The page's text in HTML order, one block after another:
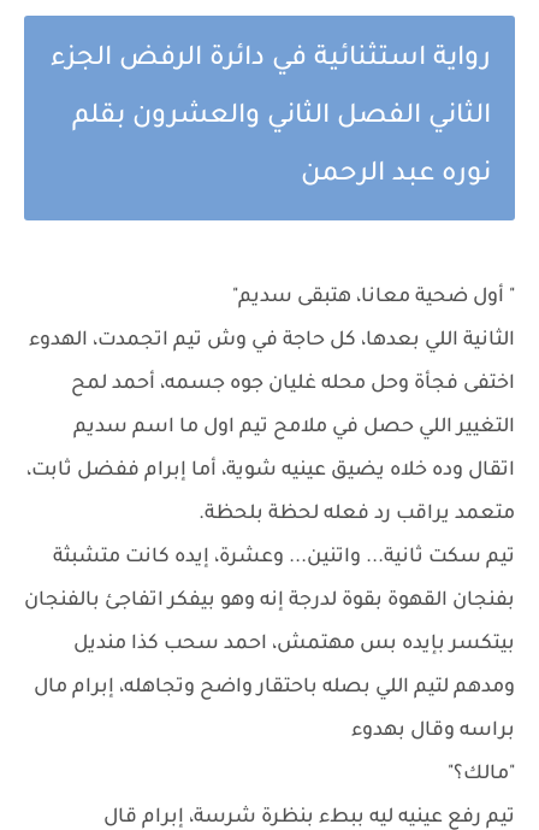
رواية استثنائية في دائرة الرفض الجزء
الثاني الفصل الثاني والعشرون بقلم
نوره عبد الرحمن
" أول ضحية معانا، هتبقى سديم"
الثانية اللي بعدها، كل حاجة في وش تيم اتجمدت، الهدوء
اختفى فجأة وحل محله غليان جوه جسمه، أحمد لمح
التغيير اللي حصل في ملامح تيم اول ما اسم سديم
اتقال وده خلاه يضيق عينيه شوية، أما إبرام ففضل ثابت،
متعمد يراقب رد فعله لحظة بلحظة.
تيم سكت ثانية... واتنين... وعشرة، إيده كانت متشبثة
بفنجان القهوة بقوة لدرجة إنه وهو بيفكر اتفاجئ بالفنجان
بيتكسر بإيده بس مهتمش، احمد سحب كذا منديل
ومدهم لتيم اللي بصله باحتقار واضح وتجاهله، إبرام مال
براسه وقال بهدوء
"مالك؟"
تيم رفع عينيه ليه ببطء بنظرة شرسة، إبرام قال